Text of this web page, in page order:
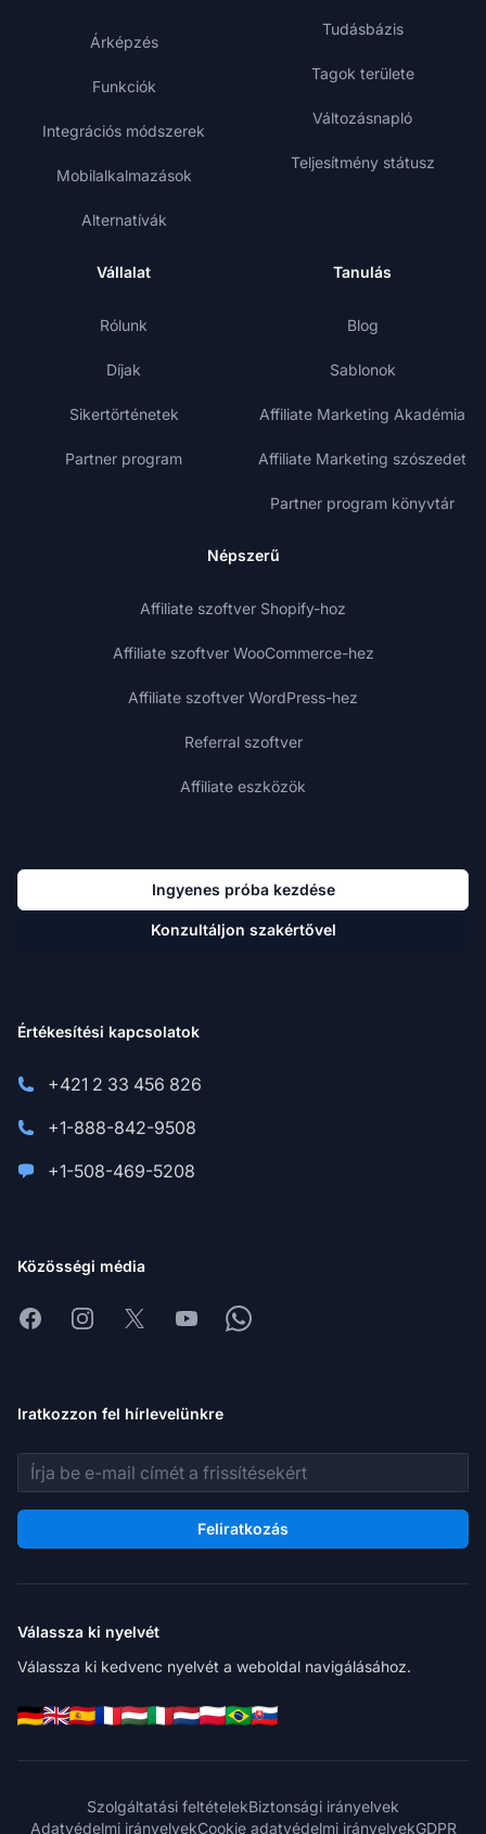
Árképzés
Funkciók
Integrációs módszerek
Mobilalkalmazások
Alternatívák
Tudásbázis
Tagok területe
Változásnapló
Teljesítmény státusz
Vállalat
Rólunk
Díjak
Sikertörténetek
Partner program
Tanulás
Blog
Sablonok
Affiliate Marketing Akadémia
Affiliate Marketing szószedet
Partner program könyvtár
Népszerű
Affiliate szoftver Shopify-hoz
Affiliate szoftver WooCommerce-hez
Affiliate szoftver WordPress-hez
Referral szoftver
Affiliate eszközök
Ingyenes próba kezdése
Konzultáljon szakértővel
Értékesítési kapcsolatok
+421 2 33 456 826
+1-888-842-9508
+1-508-469-5208
Közösségi média
FacebookInstagram
X YoutubeWhatsapp
Iratkozzon fel hírlevelünkre
E-mail cím
Feliratkozás
Válassza ki nyelvét
Válassza ki kedvenc nyelvét a weboldal navigálásához.
Szolgáltatási feltételekBiztonsági irányelvek
Adatvédelmi irányelvekCookie adatvédelmi irányelvekGDPR